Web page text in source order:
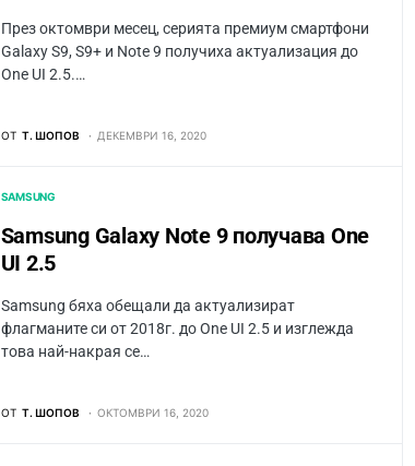
През октомври месец, серията премиум смартфони
Galaxy S9, S9+ и Note 9 получиха актуализация до
One UI 2.5.…
ОТ Т. ШОПОВ ДЕКЕМВРИ 16, 2020
SAMSUNG
Samsung Galaxy Note 9 получава One
UI 2.5
Samsung бяха обещали да актуализират
флагманите си от 2018г. до One UI 2.5 и изглежда
това най-накрая се…
ОТ Т. ШОПОВ ОКТОМВРИ 16, 2020